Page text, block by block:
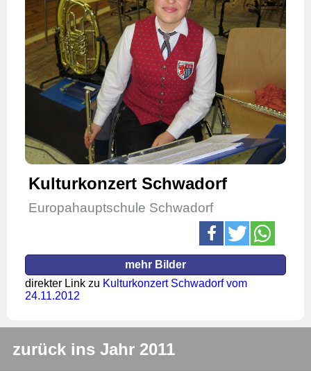
Kulturkonzert Schwadorf
Europahauptschule Schwadorf
mehr Bilder
direkter Link zu Kulturkonzert Schwadorf vom
24.11.2012
zurück ins Jahr 2011